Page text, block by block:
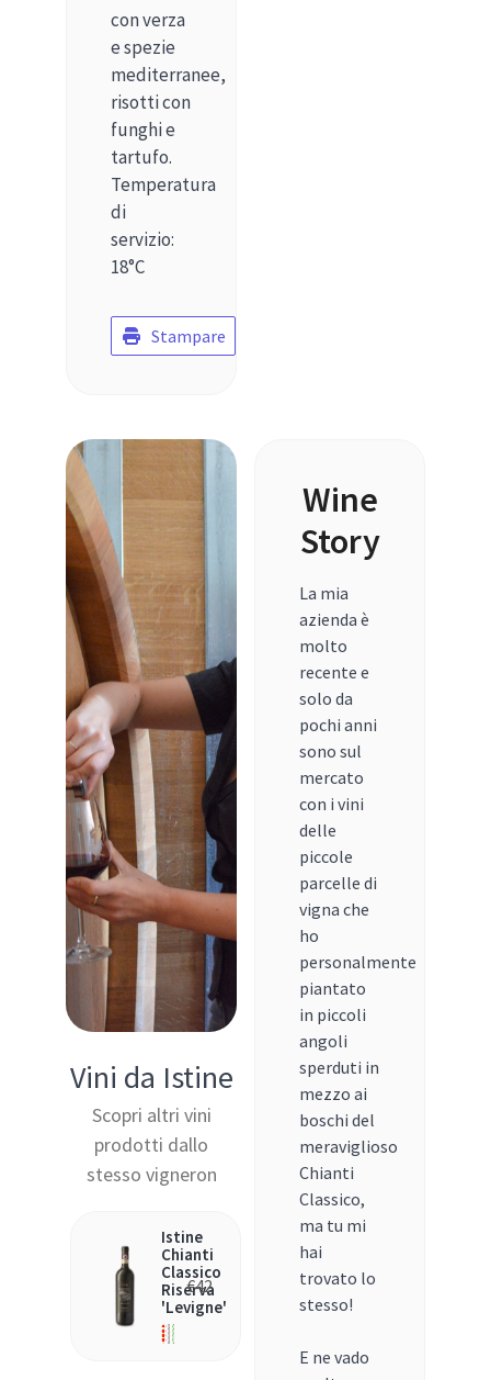
con verza
e spezie
mediterranee,
risotti con
funghi e
tartufo.
Temperatura
di
servizio:
18°C
Stampare
Vini da Istine
Scopri altri vini
prodotti dallo
stesso vigneron
Istine
Chianti
Classico
Riserva
'Levigne'
€42
Wine
Story
La mia
azienda è
molto
recente e
solo da
pochi anni
sono sul
mercato
con i vini
delle
piccole
parcelle di
vigna che
ho
personalmente
piantato
in piccoli
angoli
sperduti in
mezzo ai
boschi del
meraviglioso
Chianti
Classico,
ma tu mi
hai
trovato lo
stesso!
E ne vado